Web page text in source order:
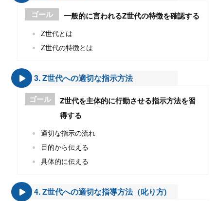
ゴール 一般的に言われるZ世代の特徴を確認する
Z世代とは
Z世代の特徴とは
3. Z世代への適切な指示方法
ゴール
Z世代を主体的に行動させる指示方法を習
得する
適切な指示の流れ
目的から伝える
具体的に伝える
4. Z世代への適切な指導方法（叱り方)